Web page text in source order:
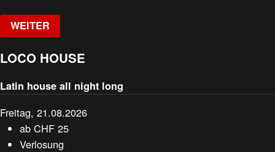
WEITER
LOCO HOUSE
Latin house all night long
Freitag, 21.08.2026
abCHF 25
Verlosung